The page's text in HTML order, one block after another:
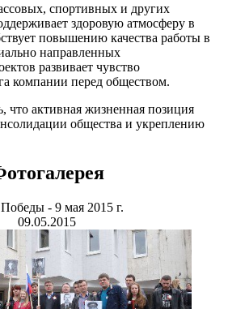
спортивных и других
здоровую атмосферу в
повышению качества работы в
направленных
развивает чувство
компании перед обществом.
что активная жизненная позиция
общества и укреплению
- 9 мая 2015 г.
09.05.2015